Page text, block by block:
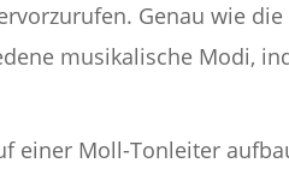
Genau wie
musikalische Modi,
einer Moll-Tonleiter